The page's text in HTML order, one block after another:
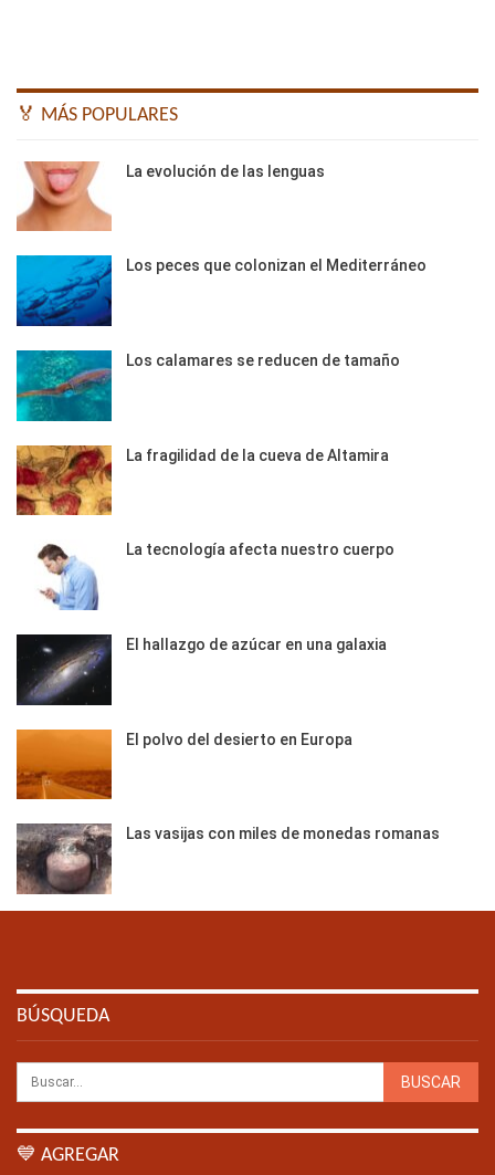
🏅 MÁS POPULARES
La evolución de las lenguas
Los peces que colonizan el Mediterráneo
Los calamares se reducen de tamaño
La fragilidad de la cueva de Altamira
La tecnología afecta nuestro cuerpo
El hallazgo de azúcar en una galaxia
El polvo del desierto en Europa
Las vasijas con miles de monedas romanas
BÚSQUEDA
💙 AGREGAR